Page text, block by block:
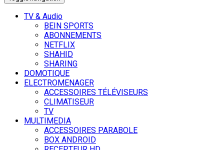
TV & Audio
BEIN SPORTS
ABONNEMENTS
NETFLIX
SHAHID
SHARING
DOMOTIQUE
ELECTROMENAGER
ACCESSOIRES TÉLÉVISEURS
CLIMATISEUR
TV
MULTIMEDIA
ACCESSOIRES PARABOLE
BOX ANDROID